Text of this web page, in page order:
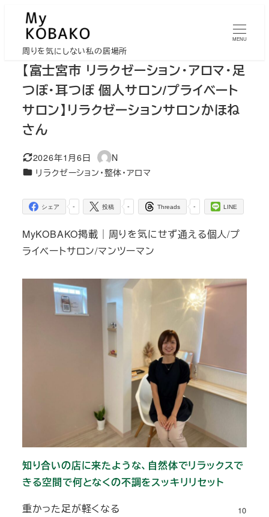
周りを気にしない私の居場所
MENU
【富士宮市 リラクゼーション・アロマ・足
つぼ・耳つぼ 個人サロン/プライベート
サロン】リラクゼーションサロンかほね
さん
更新日
2026年1月6日
著
者
N
カテゴリー
リラクゼーション・整体・アロマ
-
シェア -
投稿 -
Threads LINE
MyKOBAKO掲載｜周りを気にせず通える個人/プ
ライベートサロン/マンツーマン
知り合いの店に来たような、自然体でリラックスで
きる空間で何となくの不調をスッキリリセット
重かった足が軽くなる
10